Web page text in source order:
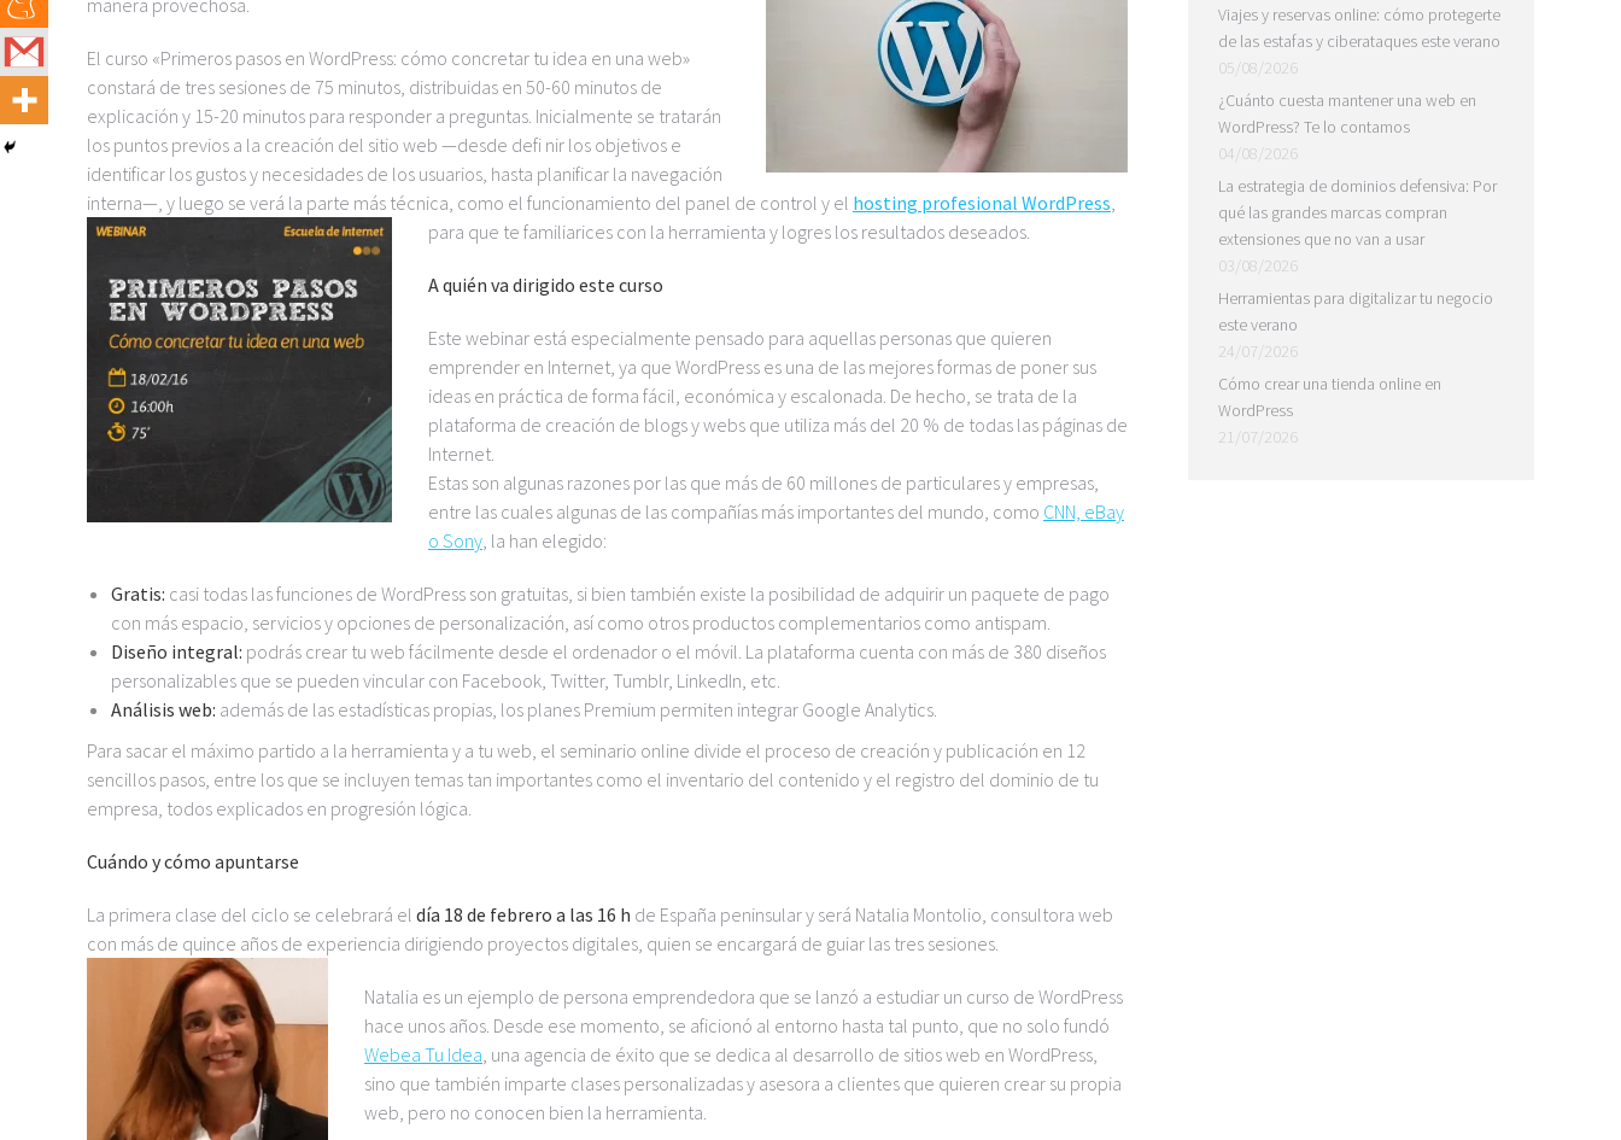
manera provechosa.
El curso «Primeros pasos en WordPress: cómo concretar tu idea en una web»
constará de tres sesiones de 75 minutos, distribuidas en 50-60 minutos de
explicación y 15-20 minutos para responder a preguntas. Inicialmente se tratarán
los puntos previos a la creación del sitio web —desde defi nir los objetivos e
identificar los gustos y necesidades de los usuarios, hasta planificar la navegación
interna—, y luego se verá la parte más técnica, como el funcionamiento del panel de control y el hosting profesional WordPress,
para que te familiarices con la herramienta y logres los resultados deseados.
A quién va dirigido este curso
Este webinar está especialmente pensado para aquellas personas que quieren
emprender en Internet, ya que WordPress es una de las mejores formas de poner sus
ideas en práctica de forma fácil, económica y escalonada. De hecho, se trata de la
plataforma de creación de blogs y webs que utiliza más del 20 % de todas las páginas de
Internet.
Estas son algunas razones por las que más de 60 millones de particulares y empresas,
entre las cuales algunas de las compañías más importantes del mundo, como CNN, eBay
o Sony, la han elegido:
Gratis: casi todas las funciones de WordPress son gratuitas, si bien también existe la posibilidad de adquirir un paquete de pago
con más espacio, servicios y opciones de personalización, así como otros productos complementarios como antispam.
Diseño integral: podrás crear tu web fácilmente desde el ordenador o el móvil. La plataforma cuenta con más de 380 diseños
personalizables que se pueden vincular con Facebook, Twitter, Tumblr, LinkedIn, etc.
Análisis web: además de las estadísticas propias, los planes Premium permiten integrar Google Analytics.
Para sacar el máximo partido a la herramienta y a tu web, el seminario online divide el proceso de creación y publicación en 12
sencillos pasos, entre los que se incluyen temas tan importantes como el inventario del contenido y el registro del dominio de tu
empresa, todos explicados en progresión lógica.
Cuándo y cómo apuntarse
La primera clase del ciclo se celebrará el día 18 de febrero a las 16 h de España peninsular y será Natalia Montolio, consultora web
con más de quince años de experiencia dirigiendo proyectos digitales, quien se encargará de guiar las tres sesiones.
Natalia es un ejemplo de persona emprendedora que se lanzó a estudiar un curso de WordPress
hace unos años. Desde ese momento, se aficionó al entorno hasta tal punto, que no solo fundó
Webea Tu Idea, una agencia de éxito que se dedica al desarrollo de sitios web en WordPress,
sino que también imparte clases personalizadas y asesora a clientes que quieren crear su propia
web, pero no conocen bien la herramienta.
Viajes y reservas online: cómo protegerte
de las estafas y ciberataques este verano
05/08/2026
¿Cuánto cuesta mantener una web en
WordPress? Te lo contamos
04/08/2026
La estrategia de dominios defensiva: Por
qué las grandes marcas compran
extensiones que no van a usar
03/08/2026
Herramientas para digitalizar tu negocio
este verano
24/07/2026
Cómo crear una tienda online en
WordPress
21/07/2026